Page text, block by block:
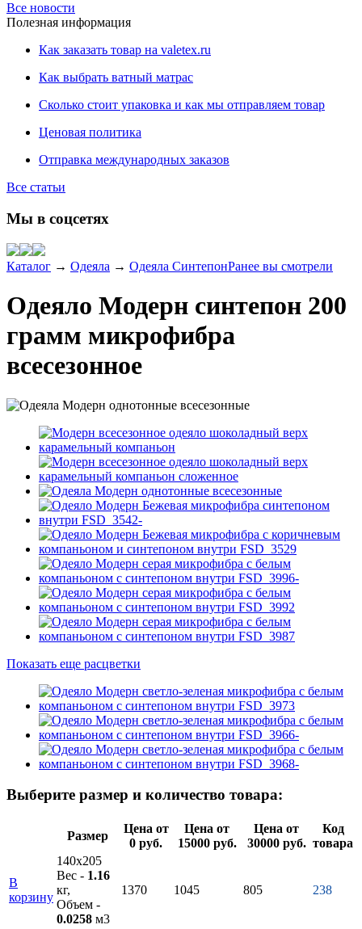
Все новости
Полезная информация
Как заказать товар на valetex.ru
Как выбрать ватный матрас
Сколько стоит упаковка и как мы отправляем товар
Ценовая политика
Отправка международных заказов
Все статьи
Мы в соцсетях
Каталог → Одеяла → Одеяла СинтепонРанее вы смотрели
Одеяло Модерн синтепон 200
грамм микрофибра
всесезонное
Показать еще расцветки
Выберите размер и количество товара:
Размер
Цена от
0 руб.
Цена от
15000 руб.
Цена от
30000 руб.
Код
товара
В
корзину
140х205
Вес - 1.16
кг,
Объем -
0.0258 м3
1370 1045 805 238